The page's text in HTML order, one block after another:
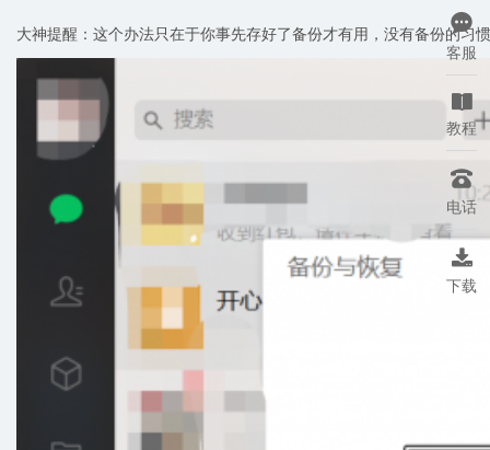
大神提醒：这个办法只在于你事先存好了备份才有用，没有备份的习

客服

教程

电话

下载